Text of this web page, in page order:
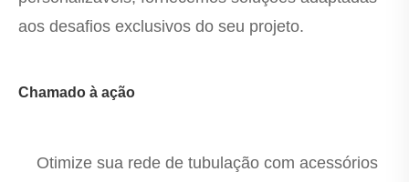
aos desafios exclusivos do seu projeto.
Chamado à ação
Otimize sua rede de tubulação com acessórios